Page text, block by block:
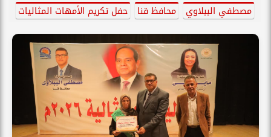
مصطفي الببلاوي محافظ قنا حفل تكريم الأمهات المثاليات